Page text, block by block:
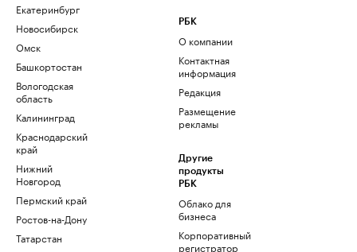
Екатеринбург
Новосибирск
Омск
Башкортостан
Вологодская
область
Калининград
Краснодарский
край
Нижний
Новгород
Пермский край
Ростов-на-Дону
Татарстан
РБК
О компании
Контактная
информация
Редакция
Размещение
рекламы
Другие
продукты
РБК
Облако для
бизнеса
Корпоративный
регистратор